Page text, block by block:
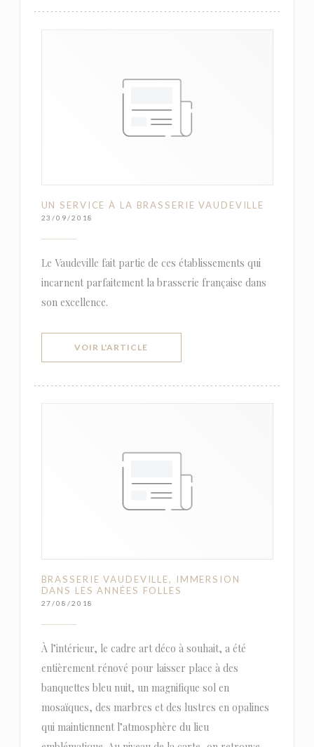
UN SERVICE À LA BRASSERIE VAUDEVILLE
23/09/2018
Le Vaudeville fait partie de ces établissements qui
incarnent parfaitement la brasserie française dans
son excellence.
VOIR L'ARTICLE
BRASSERIE VAUDEVILLE, IMMERSION
DANS LES ANNÉES FOLLES
27/08/2018
À l’intérieur, le cadre art déco à souhait, a été
entièrement rénové pour laisser place à des
banquettes bleu nuit, un magnifique sol en
mosaïques, des marbres et des lustres en opalines
qui maintiennent l’atmosphère du lieu